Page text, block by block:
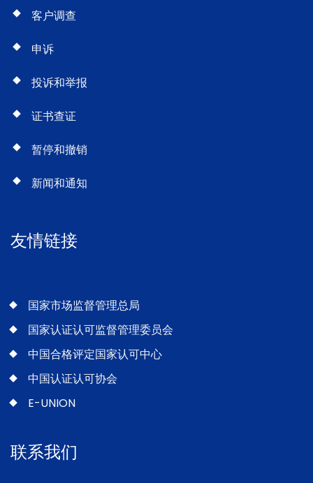
客户调查
申诉
投诉和举报
证书查证
暂停和撤销
新闻和通知
友情链接
国家市场监督管理总局
国家认证认可监督管理委员会
中国合格评定国家认可中心
中国认证认可协会
E-UNION
联系我们